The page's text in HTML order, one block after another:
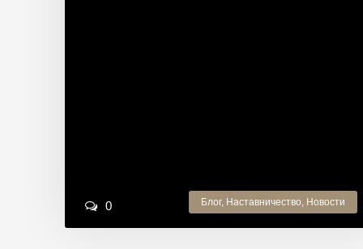
Блог, Наставничество, Новости
0